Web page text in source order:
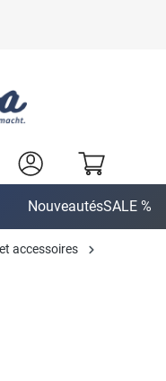
NouveautésSALE %
accessoires